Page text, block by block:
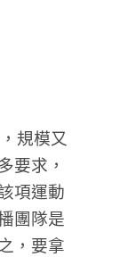
規模又
要求，
項運動
團隊是
，要拿